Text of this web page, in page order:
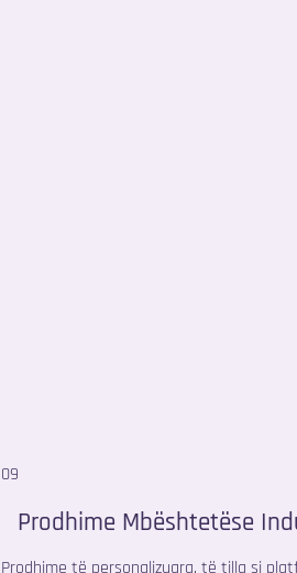
09
Prodhime Mbështetëse
Prodhime të personalizuara, të tilla si